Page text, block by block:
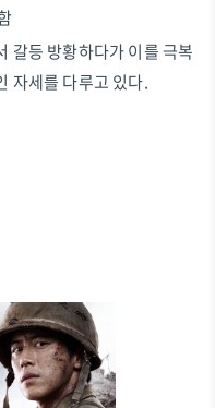
갈등 방황하다가 이를 극복
자세를 다루고 있다.